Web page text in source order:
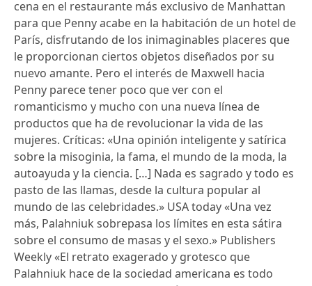
cena en el restaurante más exclusivo de Manhattan
para que Penny acabe en la habitación de un hotel de
París, disfrutando de los inimaginables placeres que
le proporcionan ciertos objetos diseñados por su
nuevo amante. Pero el interés de Maxwell hacia
Penny parece tener poco que ver con el
romanticismo y mucho con una nueva línea de
productos que ha de revolucionar la vida de las
mujeres. Críticas: «Una opinión inteligente y satírica
sobre la misoginia, la fama, el mundo de la moda, la
autoayuda y la ciencia. […] Nada es sagrado y todo es
pasto de las llamas, desde la cultura popular al
mundo de las celebridades.» USA today «Una vez
más, Palahniuk sobrepasa los límites en esta sátira
sobre el consumo de masas y el sexo.» Publishers
Weekly «El retrato exagerado y grotesco que
Palahniuk hace de la sociedad americana es todo